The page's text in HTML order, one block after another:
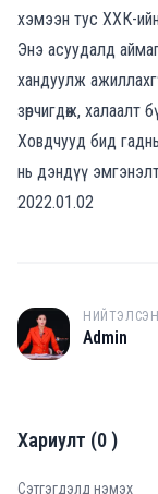
хэмээн тус ХХК-
Энэ асуудалд
хандуулж
зөрчигдөж, халаалт
Ховдчууд бид
нь дэндүү
2022.01.02
A
НИЙТЭЛСЭН
Admin
Хариулт (0)